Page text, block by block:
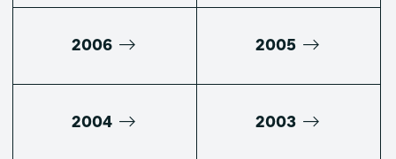
2006 2005
2004 2003